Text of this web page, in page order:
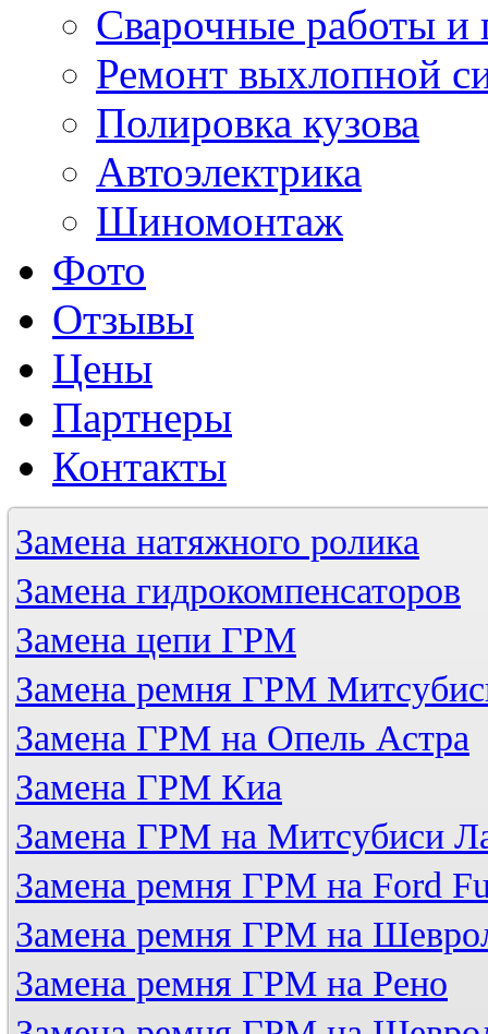
Сварочные работы и
Ремонт выхлопной
Полировка кузова
Автоэлектрика
Шиномонтаж
Фото
Отзывы
Цены
Партнеры
Контакты
Замена натяжного ролика
Замена гидрокомпенсаторов
Замена цепи ГРМ
Замена ремня ГРМ
Замена ГРМ на Опель Астра
Замена ГРМ Киа
Замена ГРМ на Митсубиси
Замена ремня ГРМ на Ford
Замена ремня ГРМ на
Замена ремня ГРМ на Рено